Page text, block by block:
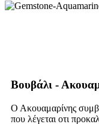
Βουβάλι -
Ο Ακουαμαρίνης
που λέγεται οτι